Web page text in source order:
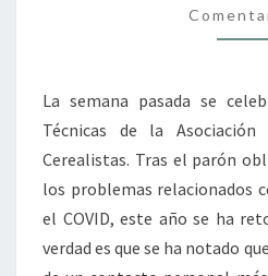
LA
La semana pasada se
Técnicas de la Asociación
Cerealistas. Tras el parón
los problemas relacionados
el COVID, este año se ha
verdad es que se ha notado